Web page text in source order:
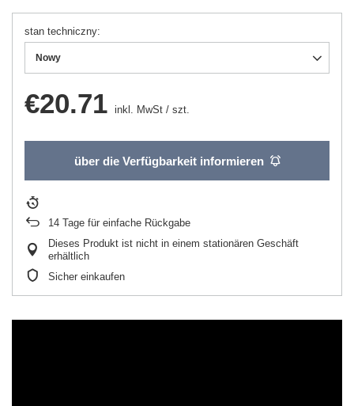
stan techniczny
Nowy
€20.71 inkl. MwSt / szt.
über die Verfügbarkeit informieren
14 Tage für einfache Rückgabe
Dieses Produkt ist nicht in einem stationären Geschäft
erhältlich
Sicher einkaufen